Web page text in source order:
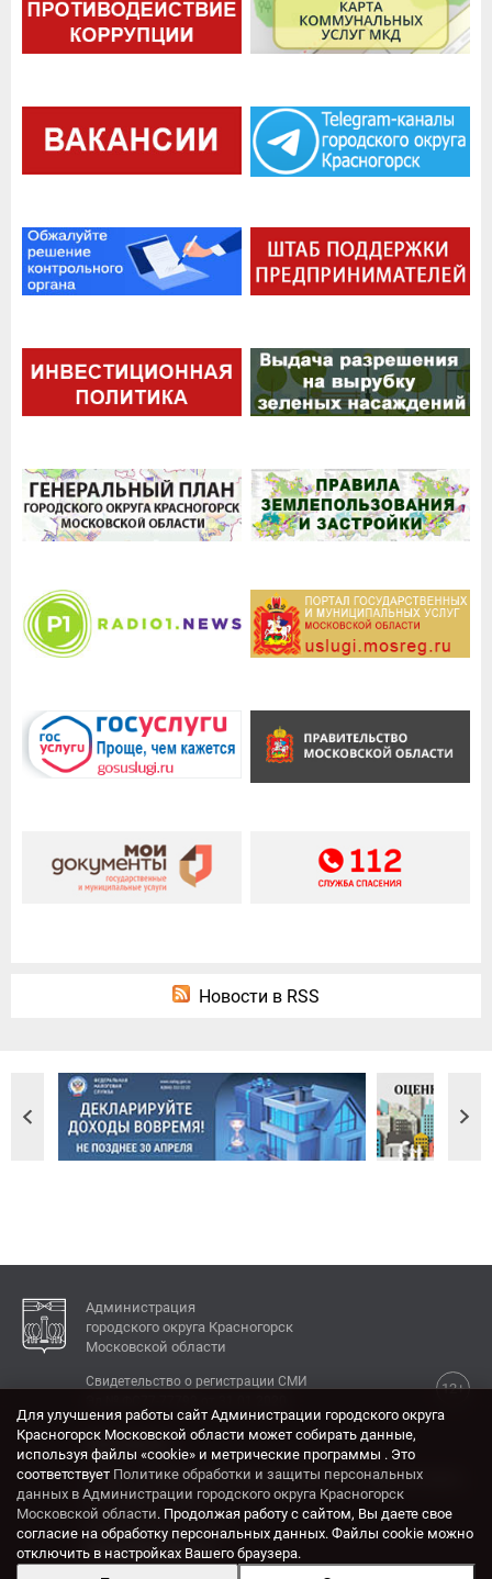
Новости в RSS
Администрация
городского округа Красногорск
Московской области
12+
Свидетельство о регистрации СМИ
КОНТАКТЫ
Адрес: 143404, Московская область, г. Красногорск,
ул. Ленина, дом 4.
Электронная почта:
krasrn@mosreg.ru
Для улучшения работы сайт Администрации городского округа
Красногорск Московской области может собирать данные,
используя файлы «cookie» и метрические программы . Это
соответствует Политике обработки и защиты персональных
данных в Администрации городского округа Красногорск
Московской области. Продолжая работу с сайтом, Вы даете свое
согласие на обработку персональных данных. Файлы cookie можно
отключить в настройках Вашего браузера.